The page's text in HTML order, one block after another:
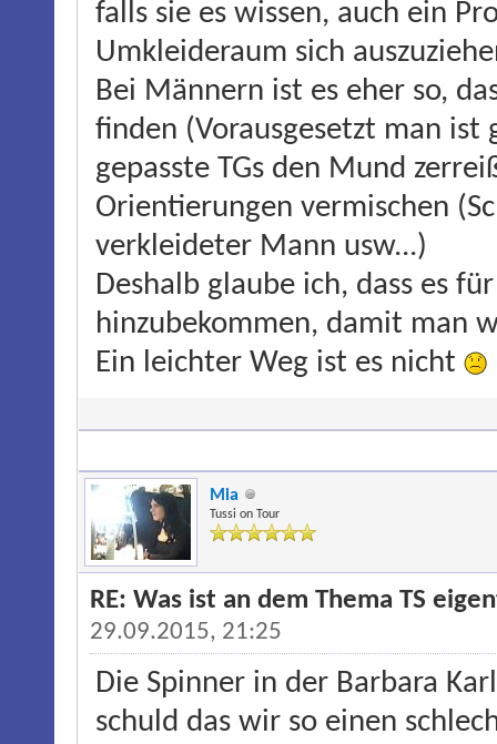
falls sie es wissen, auch ein
Umkleideraum sich
Bei Männern ist es eher so,
finden (Vorausgesetzt man ist
gepasste TGs den Mund
Orientierungen vermischen
verkleideter Mann usw...)
Deshalb glaube ich, dass es
hinzubekommen, damit man
Ein leichter Weg ist es nicht
Mia
Tussi on Tour
RE: Was ist an dem Thema TS
29.09.2015, 21:25
Die Spinner in der Barbara
schuld das wir so einen